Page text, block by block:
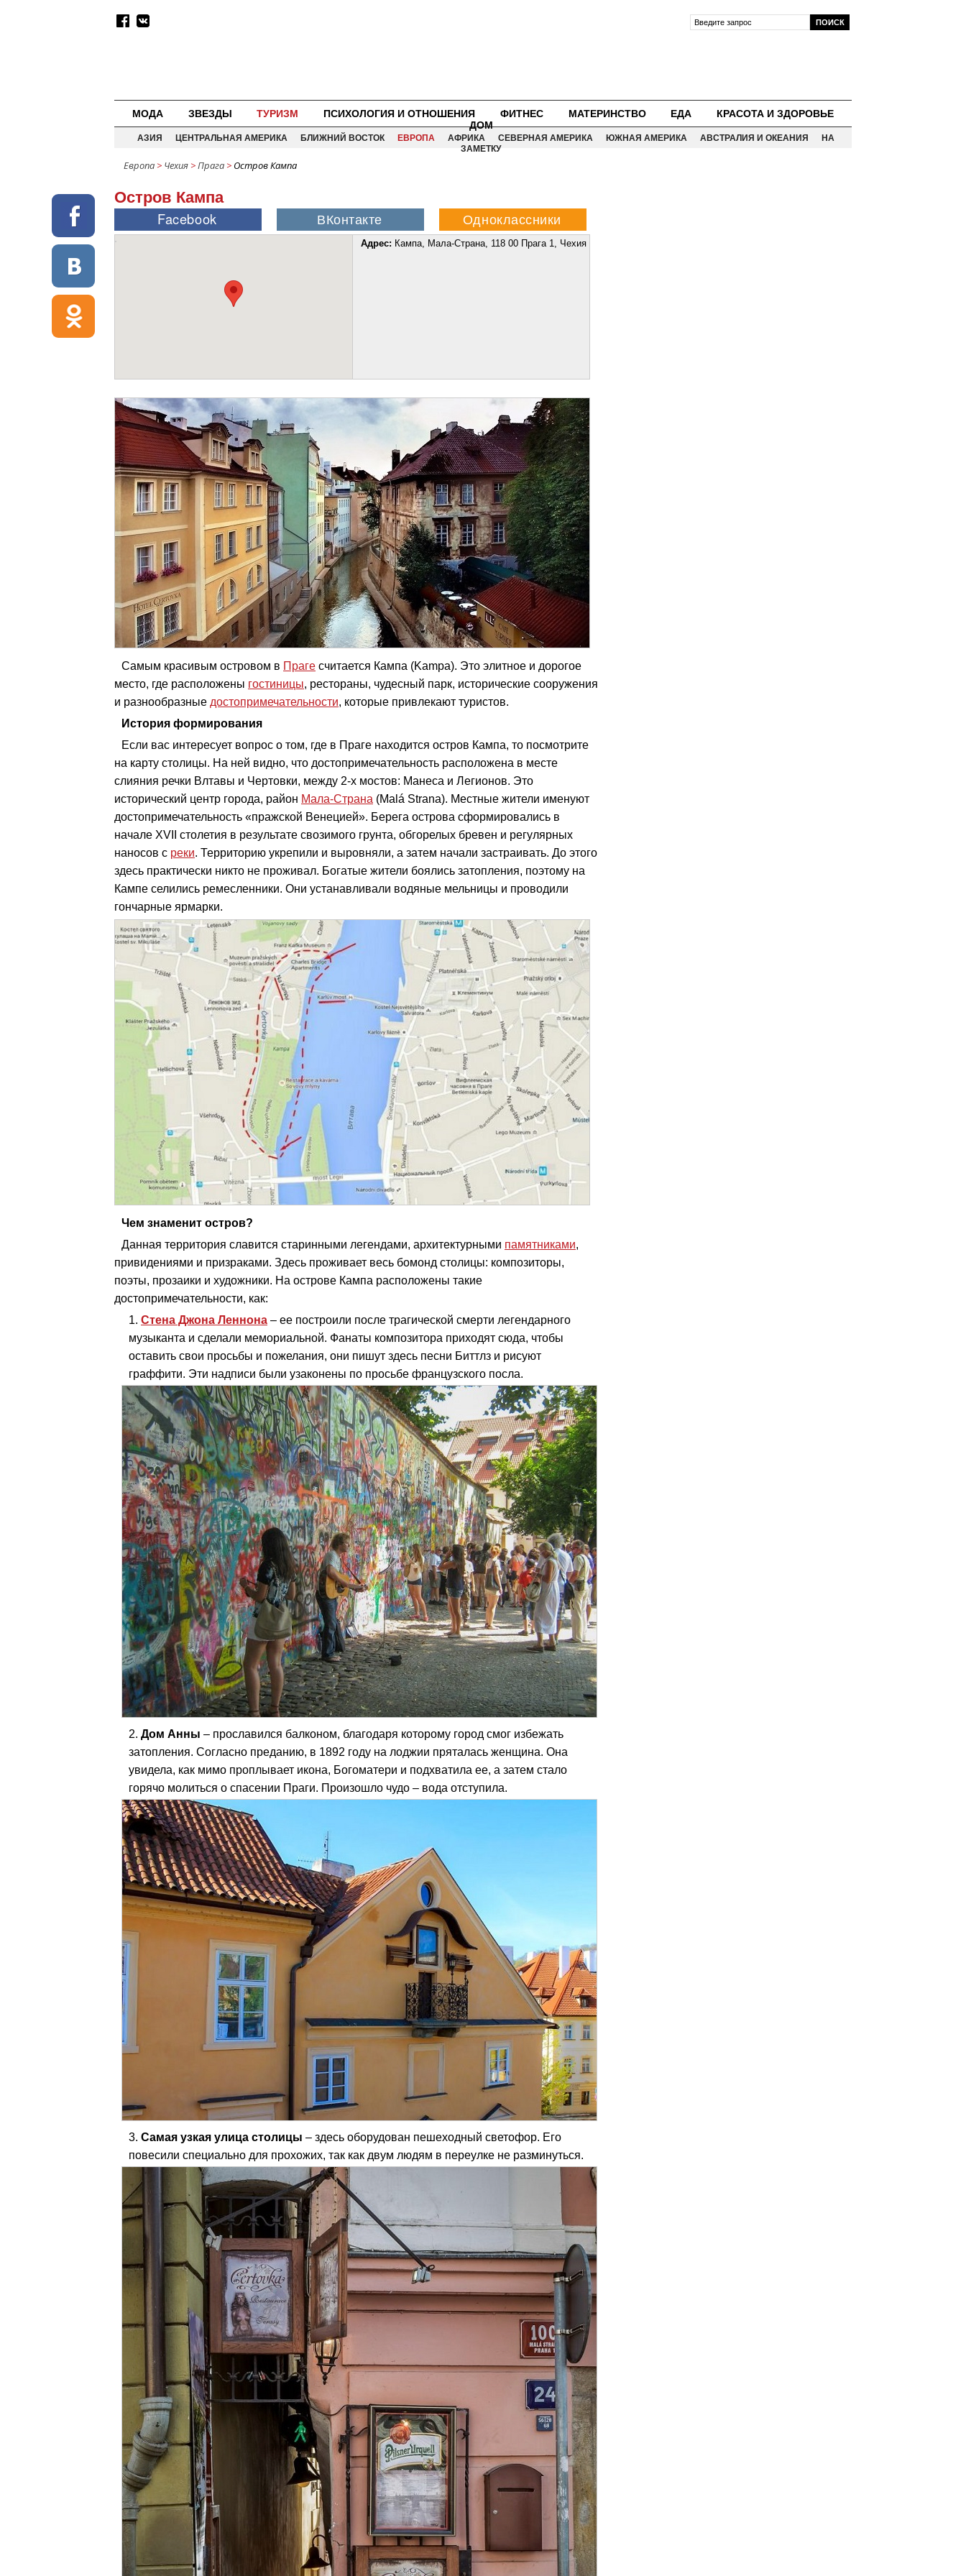
МОДА ЗВЕЗДЫ ТУРИЗМ ПСИХОЛОГИЯ И ОТНОШЕНИЯ ФИТНЕС МАТЕРИНСТВО ЕДА
КРАСОТА И ЗДОРОВЬЕ
ДОМ
АЗИЯ ЦЕНТРАЛЬНАЯ АМЕРИКА БЛИЖНИЙ ВОСТОК ЕВРОПА АФРИКА СЕВЕРНАЯ АМЕРИКА ЮЖНАЯ АМЕРИКА АВСТРАЛИЯ И ОКЕАНИЯ
НА
ЗАМЕТКУ
Европа > Чехия >Прага > Остров Кампа
Остров Кампа
Адрес: Кампа, Мала-Страна, 118 00 Прага 1, Чехия
Самым красивым островом в Праге считается Кампа (Kampa). Это элитное и дорогое
место, где расположены гостиницы, рестораны, чудесный парк, исторические сооружения
и разнообразные достопримечательности, которые привлекают туристов.
История формирования
Если вас интересует вопрос о том, где в Праге находится остров Кампа, то посмотрите
на карту столицы. На ней видно, что достопримечательность расположена в месте
слияния речки Влтавы и Чертовки, между 2-х мостов: Манеса и Легионов. Это
исторический центр города, район Мала-Страна (Malá Strana). Местные жители именуют
достопримечательность «пражской Венецией». Берега острова сформировались в
начале XVII столетия в результате свозимого грунта, обгорелых бревен и регулярных
наносов с реки. Территорию укрепили и выровняли, а затем начали застраивать. До этого
здесь практически никто не проживал. Богатые жители боялись затопления, поэтому на
Кампе селились ремесленники. Они устанавливали водяные мельницы и проводили
гончарные ярмарки.
Чем знаменит остров?
Данная территория славится старинными легендами, архитектурными памятниками,
привидениями и призраками. Здесь проживает весь бомонд столицы: композиторы,
поэты, прозаики и художники. На острове Кампа расположены такие
достопримечательности, как:
Стена Джона Леннона – ее построили после трагической смерти легендарного
музыканта и сделали мемориальной. Фанаты композитора приходят сюда, чтобы
оставить свои просьбы и пожелания, они пишут здесь песни Биттлз и рисуют
граффити. Эти надписи были узаконены по просьбе французского посла.
Дом Анны – прославился балконом, благодаря которому город смог избежать
затопления. Согласно преданию, в 1892 году на лоджии пряталась женщина. Она
увидела, как мимо проплывает икона, Богоматери и подхватила ее, а затем стало
горячо молиться о спасении Праги. Произошло чудо – вода отступила.
Самая узкая улица столицы – здесь оборудован пешеходный светофор. Его
повесили специально для прохожих, так как двум людям в переулке не разминуться.